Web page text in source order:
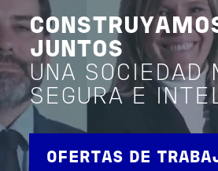
JUNTOS
UNA SOCIEDAD
SEGURA E
OFERTAS DE